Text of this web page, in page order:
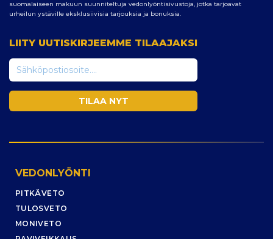
suomalaiseen makuun suunniteltuja vedonlyöntisivustoja, jotka tarjoavat
urheilun ystäville eksklusiivisia tarjouksia ja bonuksia.
LIITY UUTISKIRJEEMME TILAAJAKSI
VEDONLYÖNTI
PITKÄVETO
TULOSVETO
MONIVETO